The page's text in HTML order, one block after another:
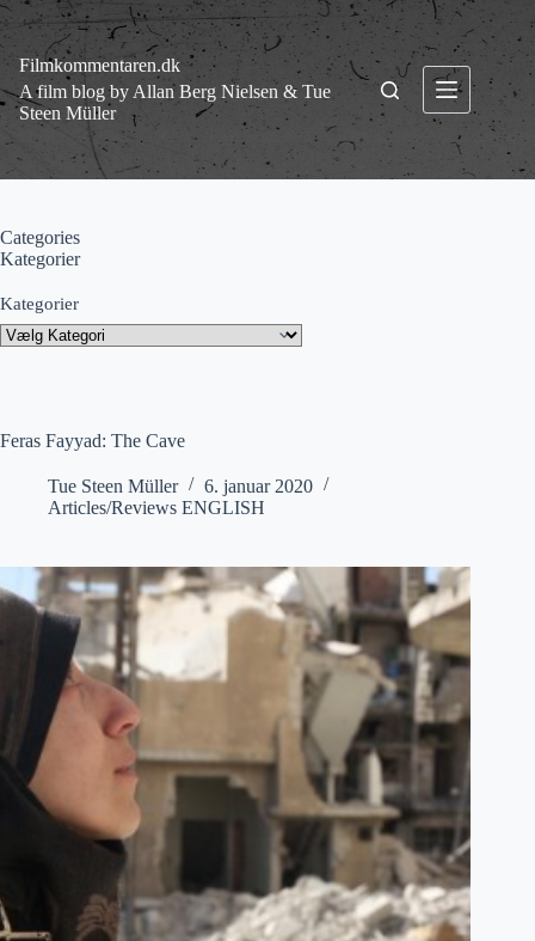
Fortsæt
indhold
Filmkommentaren.dk
A film blog by Allan Berg Nielsen & Tue
Steen Müller
Feras Fayyad: The Cave
Tue Steen Müller
6. januar 2020
Articles/Reviews ENGLISH
Categories
Kategorier
Kategorier